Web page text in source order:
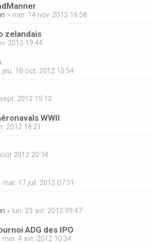
» mer. 14 nov. 2012 16:58
zelandais
2012 19:44
jeu. 18 oct. 2012 15:54
2012 15:12
WWII
2012 18:21
2012 20:34
mar. 17 juil. 2012 07:31
» lun. 23 avr. 2012 09:47
ADG des IPO
mer. 4 avr. 2012 10:34